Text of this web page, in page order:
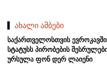
ახალი ამბები
საქართველოსთვის
სტატუსს პირობების
ურსულა ფონ დერ ლაიენი